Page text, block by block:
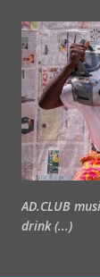
AD.CLUB
drink (...)